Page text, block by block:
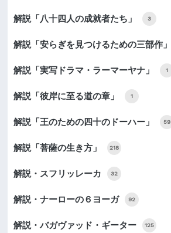
解説「八十四人の成就者たち」 3
解説「安らぎを見つけるための三部作」
解説「実写ドラマ・ラーマーヤナ」 1
解説「彼岸に至る道の章」 1
解説「王のための四十のドーハー」 59
解説「菩薩の生き方」 218
解説・スフリッレーカ 32
解説・ナーローの６ヨーガ 92
解説・バガヴァッド・ギーター 125